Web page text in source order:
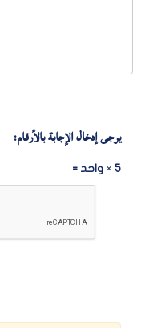
يرجى إدخال الإجابة بالأرقام:
5 × واحد =